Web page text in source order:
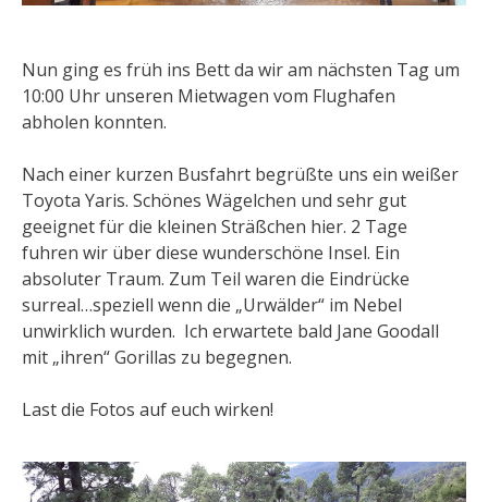
Nun ging es früh ins Bett da wir am nächsten Tag um
10:00 Uhr unseren Mietwagen vom Flughafen
abholen konnten.
Nach einer kurzen Busfahrt begrüßte uns ein weißer
Toyota Yaris. Schönes Wägelchen und sehr gut
geeignet für die kleinen Sträßchen hier. 2 Tage
fuhren wir über diese wunderschöne Insel. Ein
absoluter Traum. Zum Teil waren die Eindrücke
surreal…speziell wenn die „Urwälder“ im Nebel
unwirklich wurden. Ich erwartete bald Jane Goodall
mit „ihren“ Gorillas zu begegnen.
Last die Fotos auf euch wirken!